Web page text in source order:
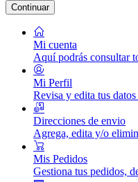
Continuar
Mi cuenta
Aquí podrás consultar
Mi Perfil
Revisa y edita tus datos
Direcciones de envio
Agrega, edita y/o
Mis Pedidos
Gestiona tus pedidos,